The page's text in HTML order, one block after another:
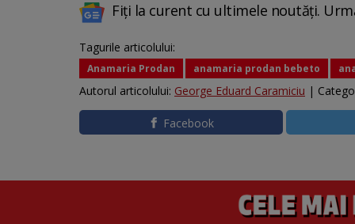
Fiți la curent cu ultimele noutăți.
Tagurile articolului:
Anamaria Prodan anamaria prodan bebeto
Autorul articolului: George Eduard Caramiciu |
Facebook